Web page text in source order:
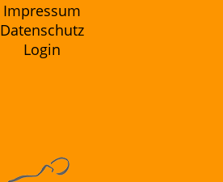
Impressum
Datenschutz
Login